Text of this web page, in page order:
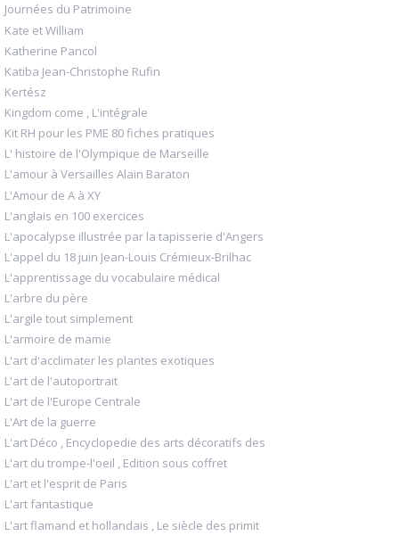
Journées du Patrimoine
Kate et William
Katherine Pancol
Katiba Jean-Christophe Rufin
Kertész
Kingdom come , L'intégrale
Kit RH pour les PME 80 fiches pratiques
L' histoire de l'Olympique de Marseille
L'amour à Versailles Alain Baraton
L'Amour de A à XY
L'anglais en 100 exercices
L'apocalypse illustrée par la tapisserie d'Angers
L'appel du 18 juin Jean-Louis Crémieux-Brilhac
L'apprentissage du vocabulaire médical
L'arbre du père
L'argile tout simplement
L'armoire de mamie
L'art d'acclimater les plantes exotiques
L'art de l'autoportrait
L'art de l'Europe Centrale
L'Art de la guerre
L'art Déco , Encyclopedie des arts décoratifs des
L'art du trompe-l'oeil , Edition sous coffret
L'art et l'esprit de Paris
L'art fantastique
L'art flamand et hollandais , Le siècle des primit